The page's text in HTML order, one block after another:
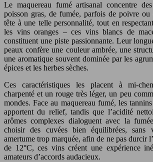
Le maquereau fumé artisanal concentre
poisson gras, de fumée, parfois de poivre
tête à une telle personnalité, tout en
les vins oranges – ces vins blancs de
constituent une piste passionnante. Leur
peaux confère une couleur ambrée, une
une aromatique souvent dominée par les
épices et les herbes sèches.
Ces caractéristiques les placent à mi-
charpenté et un rouge très léger, un peu
mondes. Face au maquereau fumé, les
apportent du relief, tandis que l’acidité
arômes complexes dialoguent avec la
choisir des cuvées bien équilibrées, sans
amertume trop marquée, afin de ne pas durcir
de 12°C, ces vins créent une expérience
amateurs d’accords audacieux.